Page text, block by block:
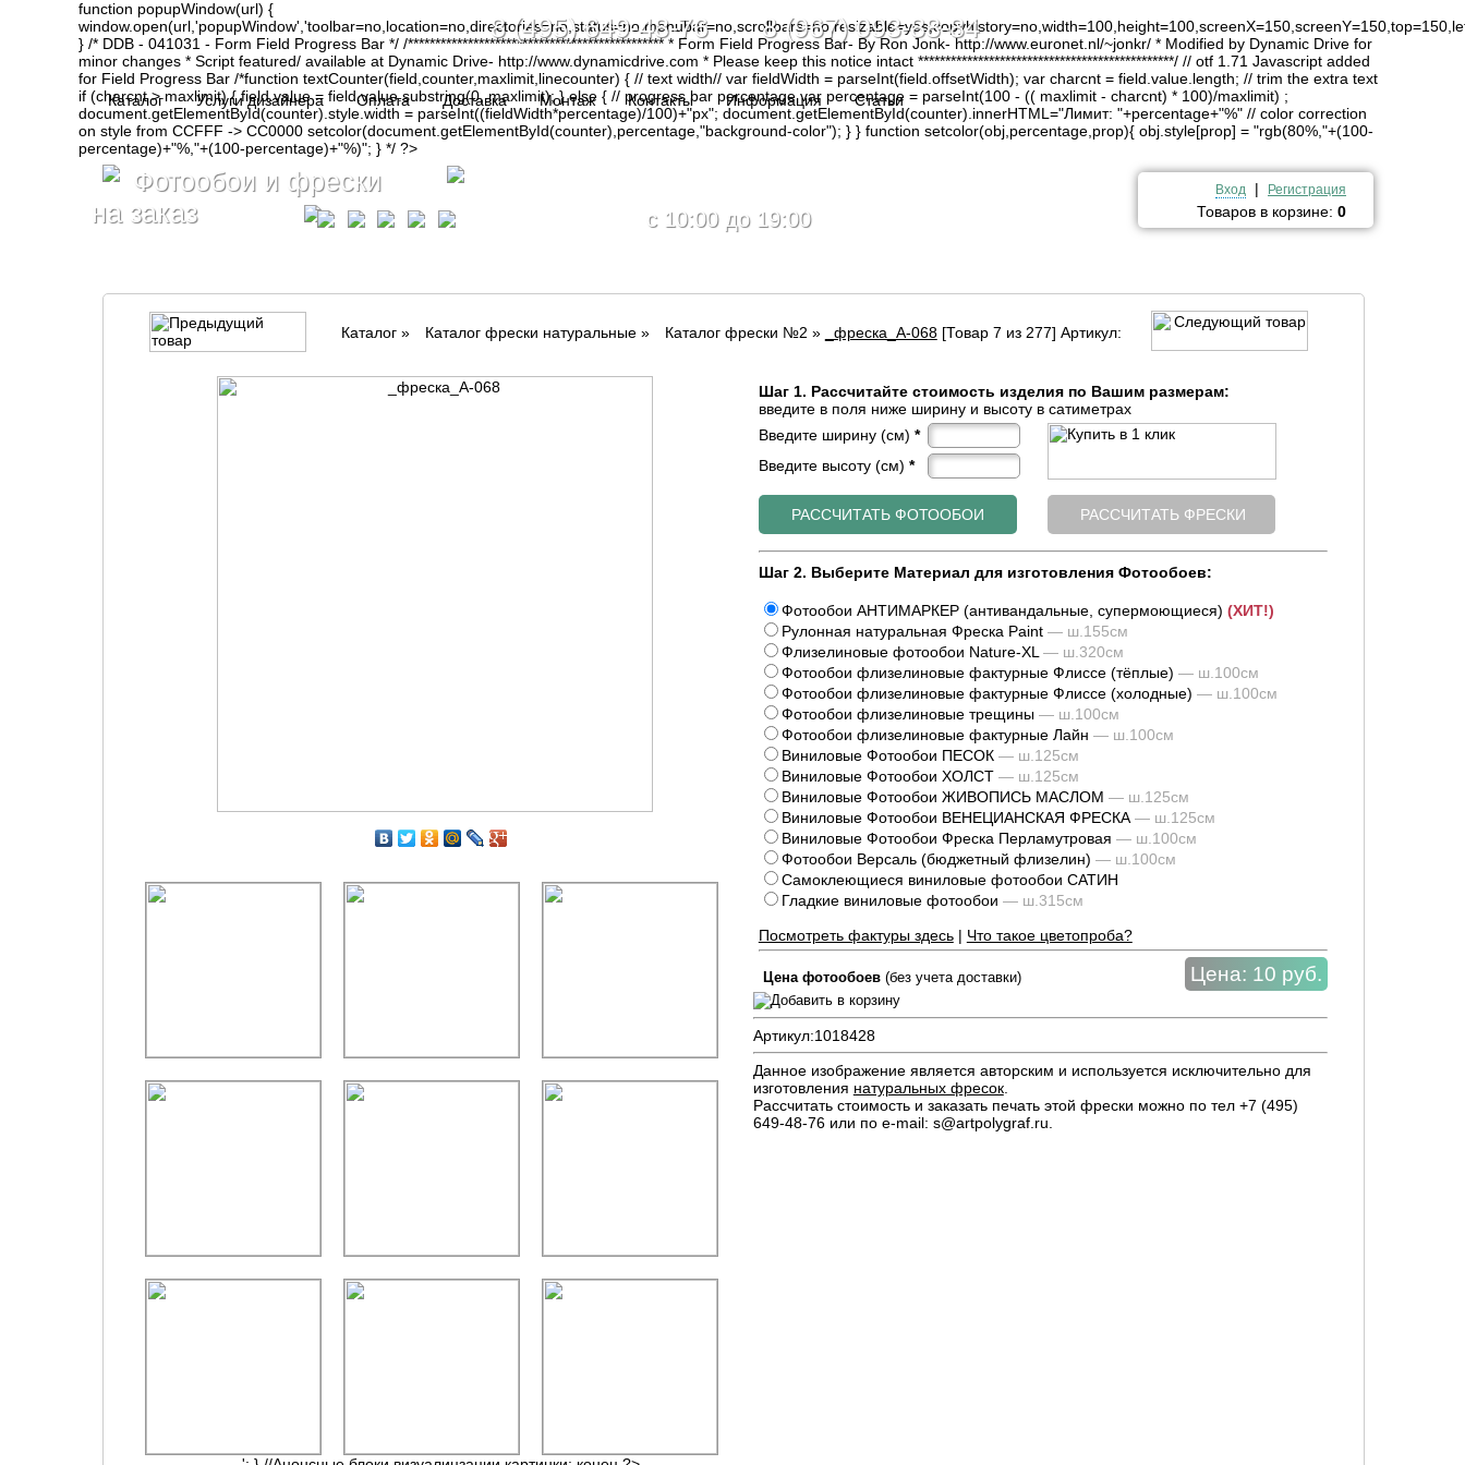
function popupWindow(url) {
} /* DDB - 041031 - Form Field Progress Bar */ /*********************************************** * Form Field Progress Bar- By Ron Jonk- http://www.euronet.nl/~jonkr/ * Modified by Dynamic Drive for
minor changes * Script featured/ available at Dynamic Drive- http://www.dynamicdrive.com * Please keep this notice intact ***********************************************/ // otf 1.71 Javascript added
for Field Progress Bar /*function textCounter(field,counter,maxlimit,linecounter) { // text width// var fieldWidth = parseInt(field.offsetWidth); var charcnt = field.value.length; // trim the extra text
if (charcnt > maxlimit) { field.value = field.value.substring(0, maxlimit); } else { // progress bar percentage var percentage = parseInt(100 - (( maxlimit - charcnt) * 100)/maxlimit) ;
document.getElementById(counter).style.width = parseInt((fieldWidth*percentage)/100)+"px"; document.getElementById(counter).innerHTML="Лимит: "+percentage+"%" // color correction
on style from CCFFF -> CC0000 setcolor(document.getElementById(counter),percentage,"background-color"); } } function setcolor(obj,percentage,prop){ obj.style[prop] = "rgb(80%,"+(100-
percentage)+"%,"+(100-percentage)+"%)"; } */ ?>
Фотообои и фрески
на заказ
8 (495) 649-48-76 8 (967) 093-88-84
c 10:00 до 19:00
Вход | Регистрация
Товаров в корзине: 0
Каталог Услуги дизайнера Оплата Доставка Монтаж Контакты Информация Статьи
Каталог» Каталог фрески натуральные» Каталог фрески №2 » _фреска_A-068[Товар 7 из 277] Артикул:
Шаг 1. Рассчитайте стоимость изделия по Вашим размерам:
введите в поля ниже ширину и высоту в сатиметрах
Введите ширину (см) *
Введите высоту (см) *
Шаг 2. Выберите Материал для изготовления Фотообоев:
Фотообои АНТИМАРКЕР (антивандальные, супермоющиеся) (ХИТ!)
Рулонная натуральная Фреска Paint — ш.155см
Флизелиновые фотообои Nature-XL — ш.320см
Фотообои флизелиновые фактурные Флиссе (тёплые) — ш.100см
Фотообои флизелиновые фактурные Флиссе (холодные) — ш.100см
Фотообои флизелиновые трещины — ш.100см
Фотообои флизелиновые фактурные Лайн — ш.100см
Виниловые Фотообои ПЕСОК — ш.125см
Виниловые Фотообои ХОЛСТ — ш.125см
Виниловые Фотообои ЖИВОПИСЬ МАСЛОМ — ш.125см
Виниловые Фотообои ВЕНЕЦИАНСКАЯ ФРЕСКА — ш.125см
Виниловые Фотообои Фреска Перламутровая — ш.100см
Фотообои Версаль (бюджетный флизелин) — ш.100см
Самоклеющиеся виниловые фотообои САТИН
Гладкие виниловые фотообои — ш.315см
Посмотреть фактуры здесь| Что такое цветопроба?
Цена фотообоев (без учета доставки) Цена: 10 руб.
Артикул:1018428
Данное изображение является авторским и используется исключительно для
изготовления натуральных фресок.
Рассчитать стоимость и заказать печать этой фрески можно по тел +7 (495)
649-48-76 или по e-mail: s@artpolygraf.ru.